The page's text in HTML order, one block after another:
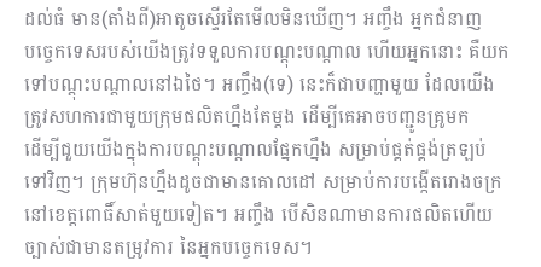
ដល់ធំ មាន(តាំងពី)អាតូចស្ទើរតែមើលមិនឃើញ។ អញ្ចឹង អ្នកជំនាញ
បច្ចេកទេសរបស់យើងត្រូវទទួលការបណ្ដុះបណ្ដាល ហើយអ្នកនោះ គឺយក
ទៅបណ្ដុះបណ្ដាលនៅឯថៃ។ អញ្ចឹង(ទេ) នេះក៏ជាបញ្ហាមួយ ដែលយើង
ត្រូវសហការជាមួយក្រុមផលិតហ្នឹងតែម្ដង ដើម្បីគេអាចបញ្ជូនគ្រូមក
ដើម្បីជួយយើងក្នុងការបណ្ដុះបណ្ដាលផ្នែកហ្នឹង សម្រាប់ផ្គត់ផ្គង់ត្រឡប់
ទៅវិញ។ ក្រុមហ៊ុនហ្នឹងដូចជាមានគោលដៅ សម្រាប់ការបង្កើតរោងចក្រ
នៅខេត្តពោធិ៍សាត់មួយទៀត។ អញ្ចឹង បើសិនណាមានការផលិតហើយ
ច្បាស់ជាមានតម្រូវការ នៃអ្នកបច្ចេកទេស។